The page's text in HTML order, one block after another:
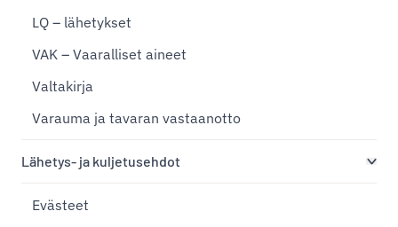
LQ – lähetykset
VAK – Vaaralliset aineet
Valtakirja
Varauma ja tavaran vastaanotto
Lähetys- ja kuljetusehdot
Evästeet